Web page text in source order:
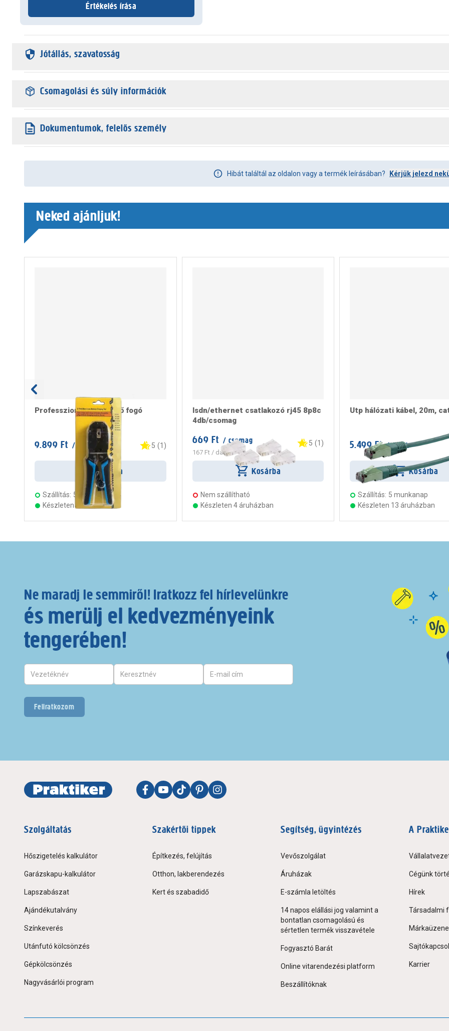
Értékelés írása
Jótállás, szavatosság
Csomagolási és súly információk
Dokumentumok, felelős személy
Hibát találtál az oldalon vagy a termék leírásában? Kérjük jelezd
Neked ajánljuk!
Professzionális krimpelő fogó
9.899 Ft / darab 5 (1 )
Kosárba
Szállítás: 5 munkanap
Készleten 14 áruházban
Isdn/ethernet csatlakozó rj45 8p8c
4db/csomag
669 Ft / csomag
167 Ft/ darab
5 (1 )
Kosárba
Nem szállítható
Készleten 4 áruházban
Utp hálózati kábel, 20m,
5.499 Ft / darab
Kosárba
Szállítás: 5 munkanap
Készleten 13 áruházban
Ne maradj le semmiről! Iratkozz fel hírlevelünkre
és merülj el kedvezményeink
tengerében!
Feliratkozom
Szolgáltatás
Hőszigetelés kalkulátor
Garázskapu-kalkulátor
Lapszabászat
Ajándékutalvány
Színkeverés
Utánfutó kölcsönzés
Gépkölcsönzés
Nagyvásárlói program
Szakértői tippek
Építkezés, felújítás
Otthon, lakberendezés
Kert és szabadidő
Segítség, ügyintézés
Vevőszolgálat
Áruházak
E-számla letöltés
14 napos elállási jog valamint a
bontatlan csomagolású és
sértetlen termék visszavétele
Fogyasztó Barát
Online vitarendezési platform
Beszállítóknak
A
Cégünk
Hírek
Társadalmi
Karrier